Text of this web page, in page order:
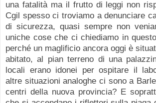
una fatalità ma il frutto di leggi non
Cgil spesso ci troviamo a denunciare
di sicurezza, quasi sempre non
uniche cose che ci chiediamo in
perché un maglificio ancora oggi è
abitato, al pian terreno di una
locali erano idonei per ospitare il
altre situazioni analoghe ci sono a
centri della nuova provincia? E